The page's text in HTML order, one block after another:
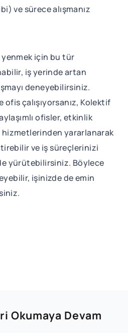
ve sürece alışmanız
için bu tür
iş yerinde artan
deneyebilirsiniz.
çalışıyorsanız, Kolektif
ofisler, etkinlik
hizmetlerinden yararlanarak
ve iş süreçlerinizi
yürütebilirsiniz. Böylece
işinizde de emin
Okumaya Devam